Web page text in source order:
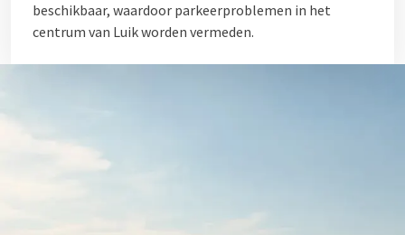
beschikbaar, waardoor parkeerproblemen in het
centrum van Luik worden vermeden.